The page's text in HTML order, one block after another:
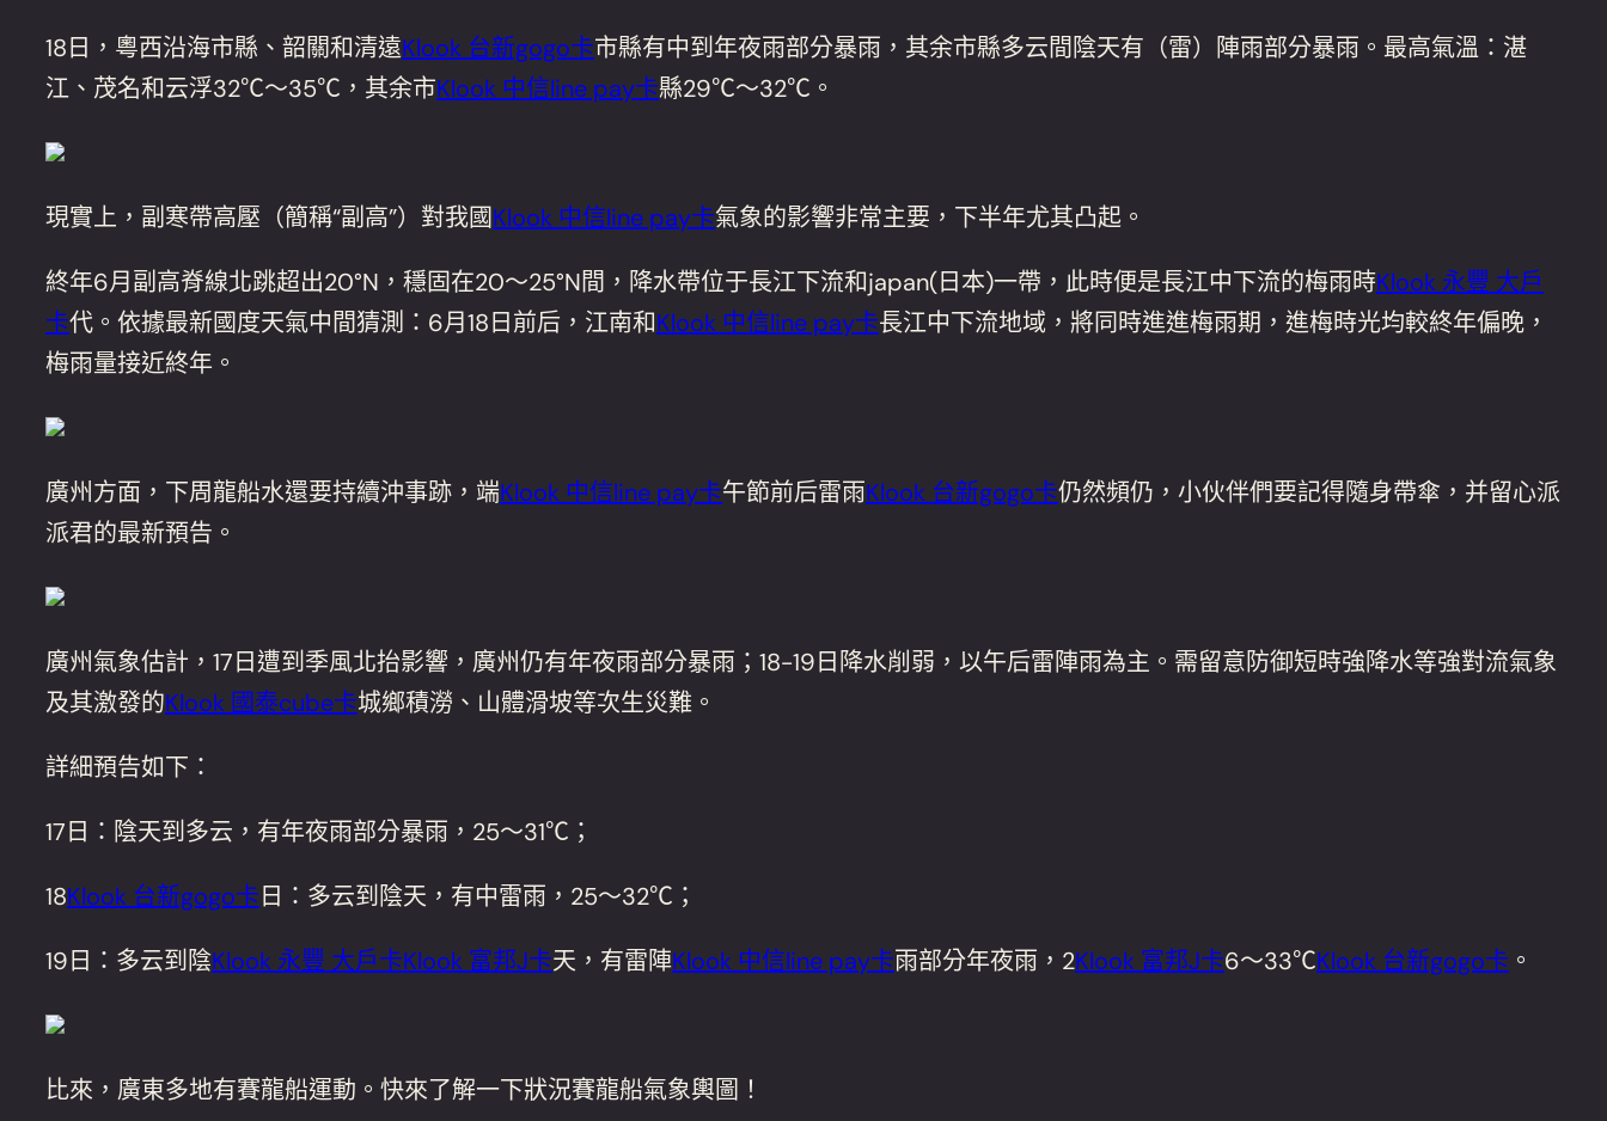
18日，粵西沿海市縣、韶關和清遠Klook 台新gogo卡市縣有中到年夜雨部分暴雨，其余市縣多云間陰天有（雷）陣雨部分暴雨。最高氣溫：湛
江、茂名和云浮32℃～35℃，其余市Klook 中信line pay卡縣29℃～32℃。
現實上，副寒帶高壓（簡稱“副高”）對我國Klook 中信line pay卡氣象的影響非常主要，下半年尤其凸起。
終年6月副高脊線北跳超出20°N，穩固在20～25°N間，降水帶位于長江下流和japan(日本)一帶，此時便是長江中下流的梅雨時Klook 永豐 大戶
卡代。依據最新國度天氣中間猜測：6月18日前后，江南和Klook 中信line pay卡長江中下流地域，將同時進進梅雨期，進梅時光均較終年偏晚，
梅雨量接近終年。
廣州方面，下周龍船水還要持續沖事跡，端Klook 中信line pay卡午節前后雷雨Klook 台新gogo卡仍然頻仍，小伙伴們要記得隨身帶傘，并留心派
派君的最新預告。
廣州氣象估計，17日遭到季風北抬影響，廣州仍有年夜雨部分暴雨；18-19日降水削弱，以午后雷陣雨為主。需留意防御短時強降水等強對流氣象
及其激發的Klook 國泰cube卡城鄉積澇、山體滑坡等次生災難。
詳細預告如下：
17日：陰天到多云，有年夜雨部分暴雨，25～31℃；
18Klook 台新gogo卡日：多云到陰天，有中雷雨，25～32℃；
19日：多云到陰Klook 永豐 大戶卡Klook 富邦J卡天，有雷陣Klook 中信line pay卡雨部分年夜雨，2Klook 富邦J卡6～33℃Klook 台新gogo卡 。
比來，廣東多地有賽龍船運動。快來了解一下狀況賽龍船氣象輿圖！